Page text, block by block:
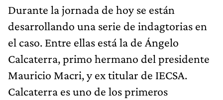
Durante la jornada de hoy se están
desarrollando una serie de indagtorias en
el caso. Entre ellas está la de Ángelo
Calcaterra, primo hermano del presidente
Mauricio Macri, y ex titular de IECSA.
Calcaterra es uno de los primeros